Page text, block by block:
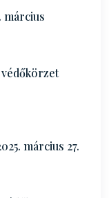
március
március 27.